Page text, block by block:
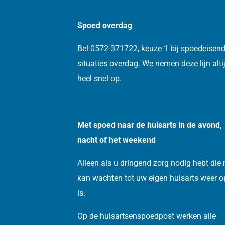
Spoed overdag
Bel 0572-371722, keuze 1 bij
situaties overdag. We nemen deze lijn
heel snel op.
Met spoed naar de huisarts in de avond,
nacht of het weekend
Alleen als u dringend zorg nodig hebt die
kan wachten tot uw eigen huisarts weer
is.
Op de huisartsenspoedpost werken alle